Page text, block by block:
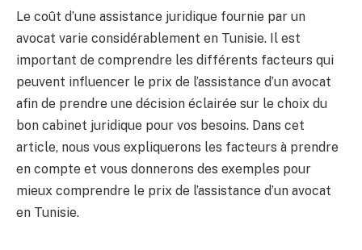
Le coût d’une assistance juridique fournie par un
avocat varie considérablement en Tunisie. Il est
important de comprendre les différents facteurs qui
peuvent influencer le prix de l’assistance d’un avocat
afin de prendre une décision éclairée sur le choix du
bon cabinet juridique pour vos besoins. Dans cet
article, nous vous expliquerons les facteurs à prendre
en compte et vous donnerons des exemples pour
mieux comprendre le prix de l’assistance d’un avocat
en Tunisie.